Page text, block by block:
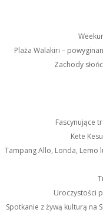
Plaża Walakiri –
Zachody
Fascynujące
Kete
Tampang Allo, Londa, Lemo
Uroczystości
Spotkanie z żywą kulturą na